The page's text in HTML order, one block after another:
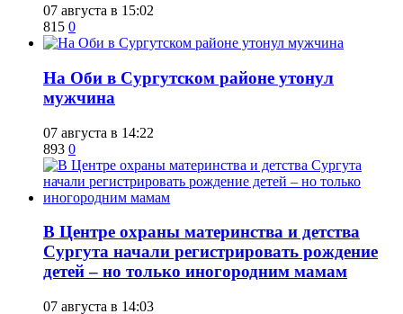
07 августа в 15:02
815 0
​На Оби в Сургутском районе утонул
мужчина
07 августа в 14:22
893 0
​В Центре охраны материнства и детства
Сургута начали регистрировать рождение
детей – но только иногородним мамам
07 августа в 14:03